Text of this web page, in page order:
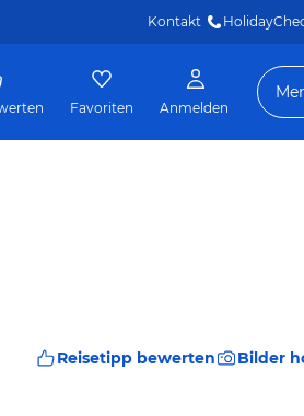
Kontakt
Favoriten Anmelden
Reisetipp bewerten Bilder